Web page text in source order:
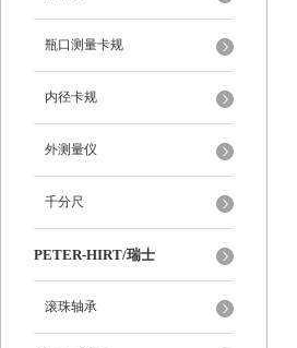
瓶口测量卡规
内径卡规
外测量仪
千分尺
PETER-HIRT/瑞士
滚珠轴承